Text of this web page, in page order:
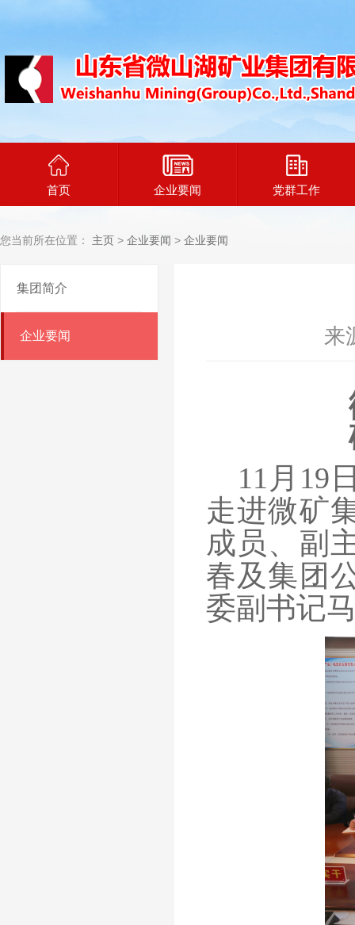
首页 企业要闻 党群工作
您当前所在位置： 主页 > 企业要闻 > 企业要闻
集团简介
企业要闻 来
11月19
走进微矿
成员、副
春及集团
委副书记